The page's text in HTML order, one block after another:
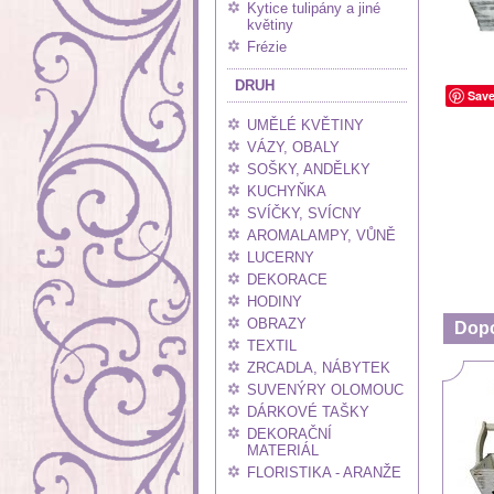
Kytice tulipány a jiné
květiny
Frézie
DRUH
UMĚLÉ KVĚTINY
VÁZY, OBALY
SOŠKY, ANDĚLKY
KUCHYŇKA
SVÍČKY, SVÍCNY
AROMALAMPY, VŮNĚ
LUCERNY
DEKORACE
HODINY
OBRAZY
TEXTIL
ZRCADLA, NÁBYTEK
SUVENÝRY OLOMOUC
DÁRKOVÉ TAŠKY
DEKORAČNÍ
MATERIÁL
FLORISTIKA - ARANŽE
Save